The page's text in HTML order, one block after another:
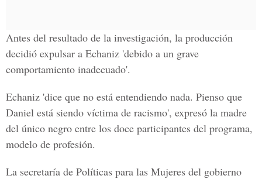
Antes del resultado de la investigación, la producción
decidió expulsar a Echaniz 'debido a un grave
comportamiento inadecuado'.
Echaniz 'dice que no está entendiendo nada. Pienso que
Daniel está siendo víctima de racismo', expresó la madre
del único negro entre los doce participantes del programa,
modelo de profesión.
La secretaría de Políticas para las Mujeres del gobierno